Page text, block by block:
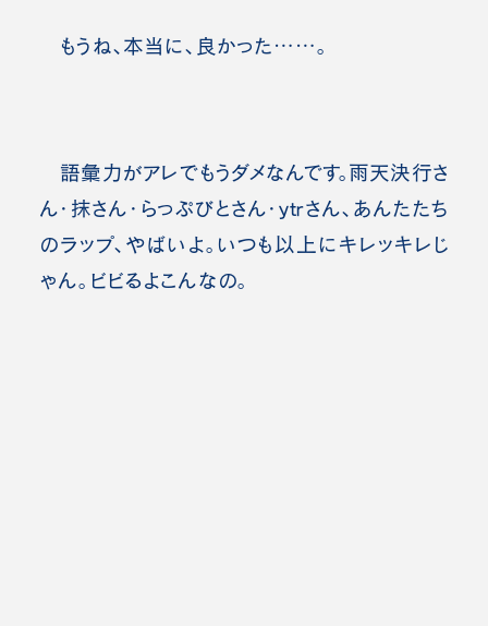
もうね、本当に、良かった……。
語彙力がアレでもうダメなんです。雨天決行さ
ん・抹さん・らっぷびとさん・ｙｔｒさん、あんたたち
のラップ、やばいよ。いつも以上にキレッキレじ
ゃん。ビビるよこんなの。